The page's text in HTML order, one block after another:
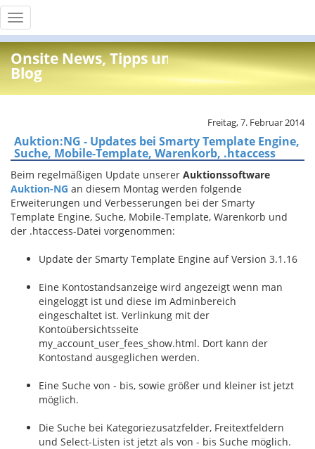
Toggle
navigation
Onsite News, Tipps und Info
Blog
Freitag, 7. Februar 2014
Auktion:NG - Updates bei Smarty Template Engine,
Suche, Mobile-Template, Warenkorb, .htaccess
Beim regelmäßigen Update unserer Auktionssoftware
Auktion-NG an diesem Montag werden folgende
Erweiterungen und Verbesserungen bei der Smarty
Template Engine, Suche, Mobile-Template, Warenkorb und
der .htaccess-Datei vorgenommen:
Update der Smarty Template Engine auf Version 3.1.16
Eine Kontostandsanzeige wird angezeigt wenn man
eingeloggt ist und diese im Adminbereich
eingeschaltet ist. Verlinkung mit der
Kontoübersichtsseite
my_account_user_fees_show.html. Dort kann der
Kontostand ausgeglichen werden.
Eine Suche von - bis, sowie größer und kleiner ist jetzt
möglich.
Die Suche bei Kategoriezusatzfelder, Freitextfeldern
und Select-Listen ist jetzt als von - bis Suche möglich.